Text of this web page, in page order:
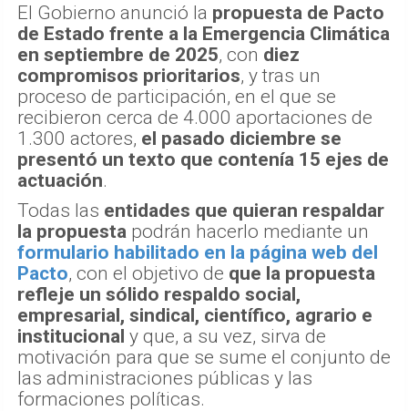
El Gobierno anunció la propuesta de Pacto
de Estado frente a la Emergencia Climática
en septiembre de 2025, con diez
compromisos prioritarios, y tras un
proceso de participación, en el que se
recibieron cerca de 4.000 aportaciones de
1.300 actores, el pasado diciembre se
presentó un texto que contenía 15 ejes de
actuación.
Todas las entidades que quieran respaldar
la propuesta podrán hacerlo mediante un
formulario habilitado en la página web del
Pacto, con el objetivo de que la propuesta
refleje un sólido respaldo social,
empresarial, sindical, científico, agrario e
institucional y que, a su vez, sirva de
motivación para que se sume el conjunto de
las administraciones públicas y las
formaciones políticas.